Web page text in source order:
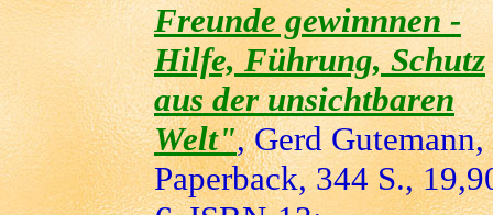
Freunde gewinnnen -
Hilfe, Führung, Schutz
aus der unsichtbaren
Welt", Gerd Gutemann,
Paperback, 344 S.,